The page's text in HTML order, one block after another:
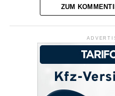
ZUM